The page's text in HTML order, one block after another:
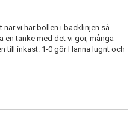
vi har bollen i backlinjen så
tanke med det vi gör, många
till inkast. 1-0 gör Hanna lugnt och